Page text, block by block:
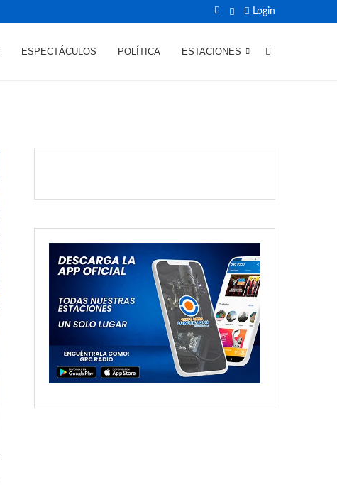
Login
ESPECTÁCULOS POLÍTICA ESTACIONES